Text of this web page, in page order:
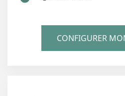
CONFIGURER